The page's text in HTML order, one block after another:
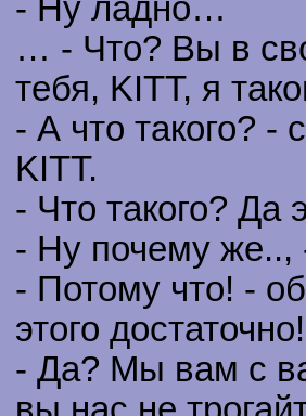
- Ну ладно…
… - Что? Вы в
тебя, KITT, я
- А что такого? -
KITT.
- Что такого? Да
- Ну почему же..,
- Потому что! -
этого достаточно!
- Да? Мы вам с